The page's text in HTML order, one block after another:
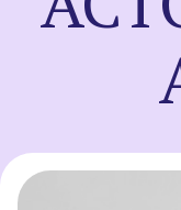
Sobre